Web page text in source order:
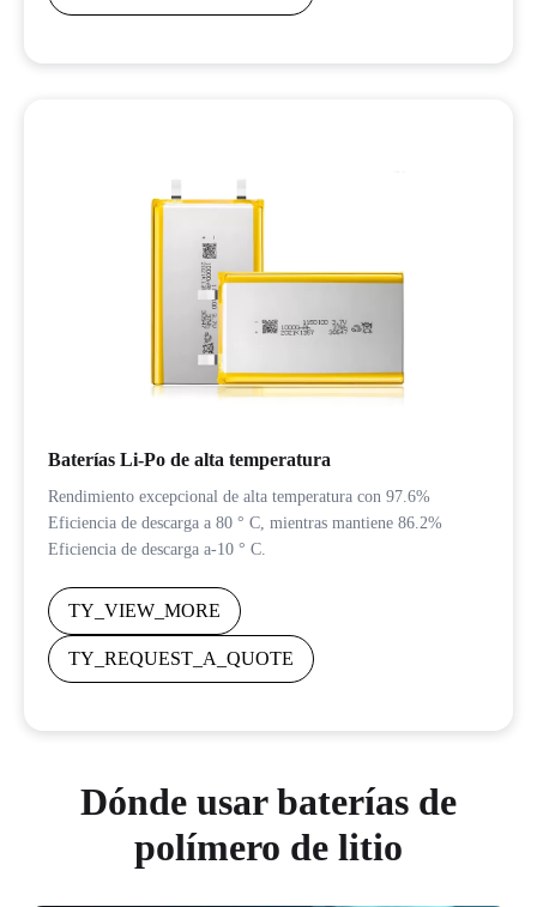
Baterías Li-Po de alta temperatura
Rendimiento excepcional de alta temperatura con 97.6%
Eficiencia de descarga a 80 ° C, mientras mantiene 86.2%
Eficiencia de descarga a-10 ° C.
TY_VIEW_MORE
TY_REQUEST_A_QUOTE
Dónde usar baterías de
polímero de litio